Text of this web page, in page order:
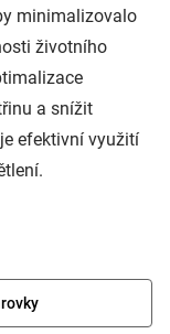
minimalizovalo
životního
a snížit
efektivní využití